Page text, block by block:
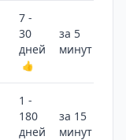
7 -
30
дней
👍
за 5
минут
1 -
180
дней
за 15
минут